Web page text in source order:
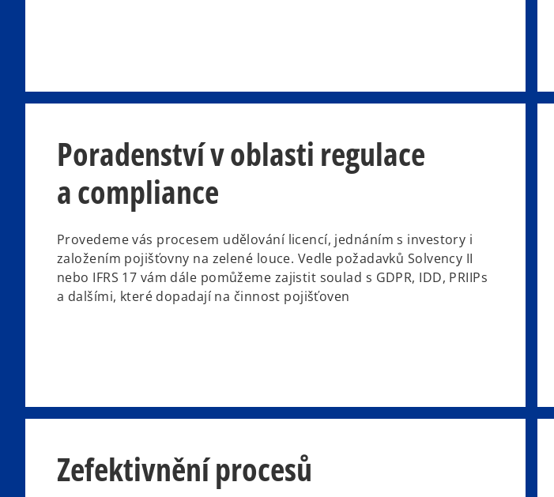
Poradenství v oblasti regulace
a compliance
Provedeme vás procesem udělování licencí, jednáním s investory i
založením pojišťovny na zelené louce. Vedle požadavků Solvency II
nebo IFRS 17 vám dále pomůžeme zajistit soulad s GDPR, IDD, PRIIPs
a dalšími, které dopadají na činnost pojišťoven
Zefektivnění procesů